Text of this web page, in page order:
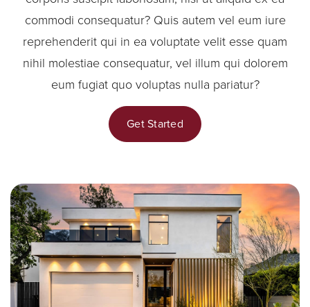
commodi consequatur? Quis autem vel eum iure
reprehenderit qui in ea voluptate velit esse quam
nihil molestiae consequatur, vel illum qui dolorem
eum fugiat quo voluptas nulla pariatur?
Get Started